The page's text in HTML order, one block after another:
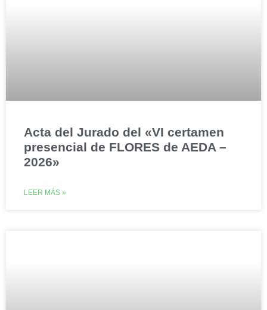
Acta del Jurado del «VI certamen
presencial de FLORES de AEDA –
2026»
LEER MÁS »